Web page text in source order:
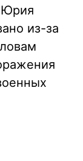
Юрия
из-за